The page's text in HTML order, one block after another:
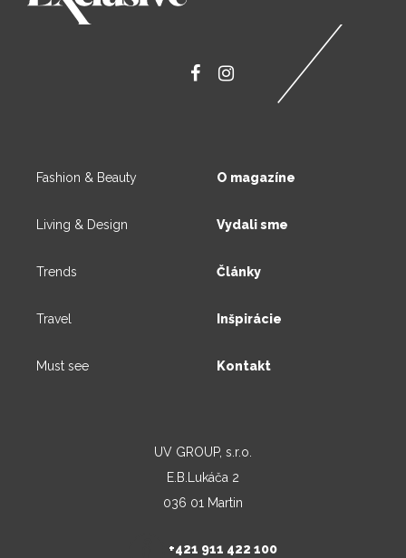
Fashion & Beauty
Living & Design
Trends
Travel
Must see
O magazíne
Vydali sme
Články
Inšpirácie
Kontakt
UV GROUP, s.r.o.
E.B.Lukáča 2
036 01 Martin
+421 911 422 100